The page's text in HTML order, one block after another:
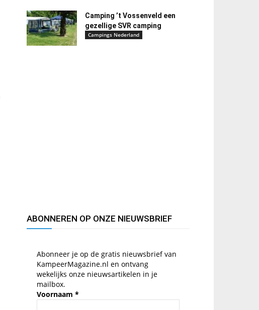
Camping ’t Vossenveld een
gezellige SVR camping
Campings Nederland
ABONNEREN OP ONZE NIEUWSBRIEF
Abonneer je op de gratis nieuwsbrief van
KampeerMagazine.nl en ontvang
wekelijks onze nieuwsartikelen in je
mailbox.
Voornaam *